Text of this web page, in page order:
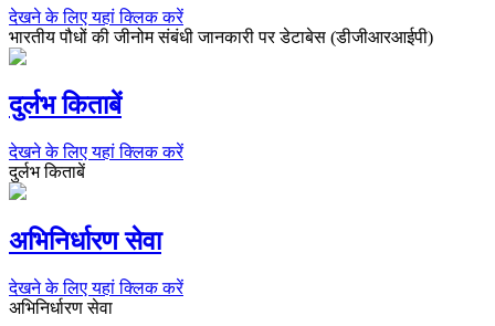
देखने के लिए यहां क्लिक करें
भारतीय पौधों की जीनोम संबंधी जानकारी पर डेटाबेस (डीजीआरआईपी)
दुर्लभ किताबें
देखने के लिए यहां क्लिक करें
दुर्लभ किताबें
अभिनिर्धारण सेवा
देखने के लिए यहां क्लिक करें
अभिनिर्धारण सेवा